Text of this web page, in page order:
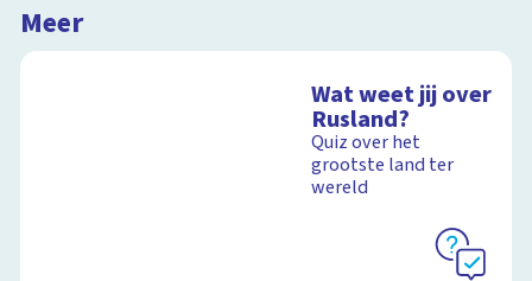
Meer
Wat weet jij over
Rusland?
Quiz over het
grootste land ter
wereld